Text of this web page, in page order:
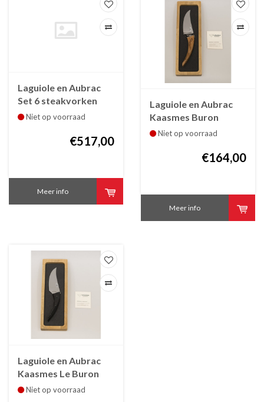
Laguiole en Aubrac
Set 6 steakvorken
Laguiole Franse
Niet op voorraad
€517,00
Meer info
Laguiole en Aubrac
Kaasmes Buron
Laguiole olijfhout
Niet op voorraad
€164,00
Meer info
Laguiole en Aubrac
Kaasmes Le Buron
Laguiole en Aubrac
Niet op voorraad